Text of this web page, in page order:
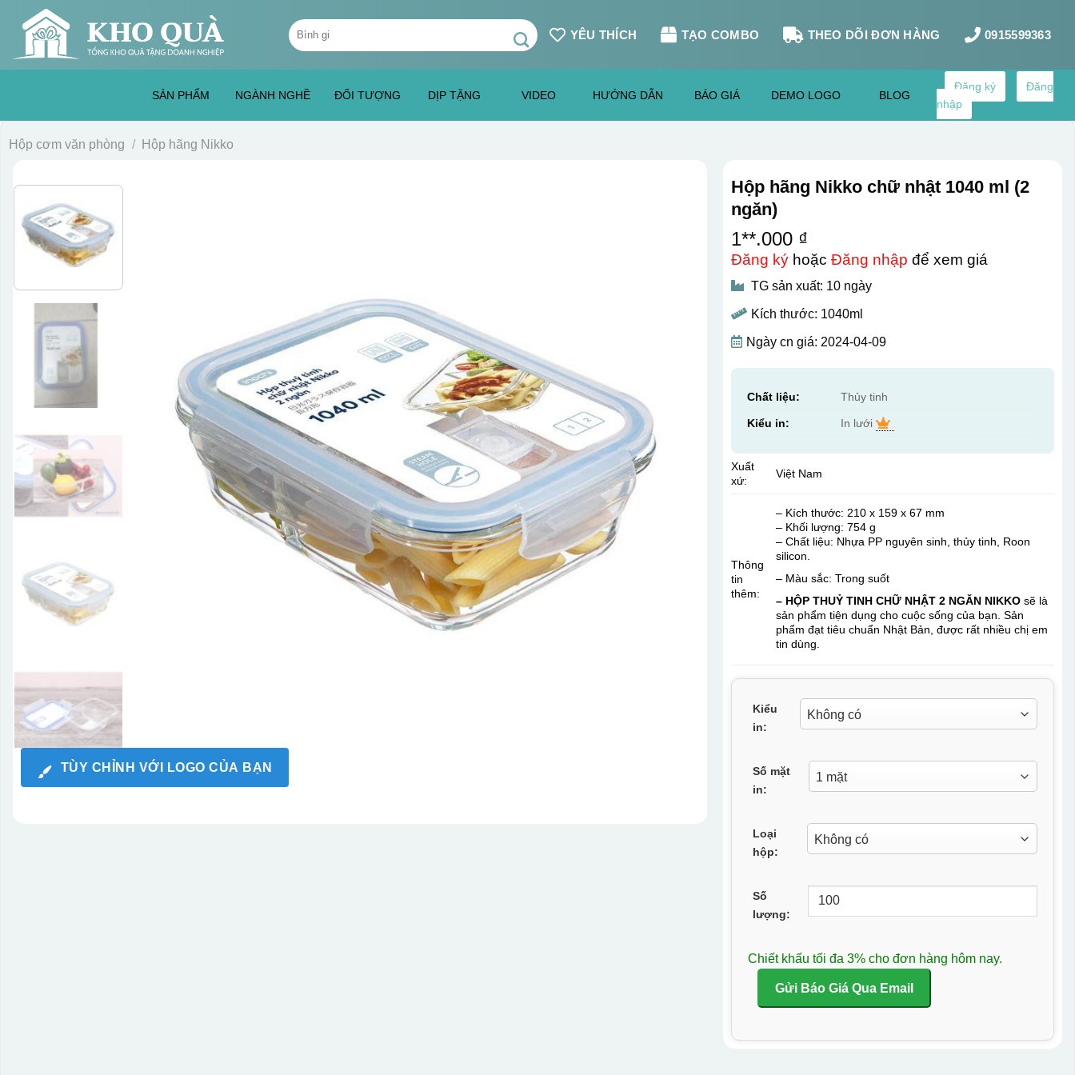
content
Tìm
kiếm:
YÊU THÍCH TẠO COMBO THEO DÕI ĐƠN HÀNG 0915599363
SẢN PHẨM NGÀNH NGHỀ ĐỐI TƯỢNG DỊP TẶNG VIDEO HƯỚNG DẪN BÁO GIÁ DEMO LOGO BLOG
Đăng ký
Đăng
nhập
Hộp cơm văn phòng / Hộp hãng Nikko
TÙY CHỈNH VỚI LOGO CỦA BẠN
Hộp hãng Nikko chữ nhật 1040 ml (2
ngăn)
1**.000 ₫
Đăng kýhoặc Đăng nhập để xem giá
TG sản xuất: 10 ngày
Kích thước: 1040ml
Ngày cn giá: 2024-04-09
Chất liệu: Thủy tinh
Kiểu in: In lưới
Xuất
xứ:
Việt Nam
Thông
tin
thêm:
– Kích thước: 210 x 159 x 67 mm
– Khối lượng: 754 g
– Chất liệu: Nhựa PP nguyên sinh, thủy tinh, Roon
silicon.
– Màu sắc: Trong suốt
– HỘP THUỶ TINH CHỮ NHẬT 2 NGĂN NIKKO sẽ là
sản phẩm tiện dụng cho cuộc sống của bạn. Sản
phẩm đạt tiêu chuẩn Nhật Bản, được rất nhiều chị em
tin dùng.
Kiểu
in:
Số mặt
in:
Loại
hộp:
Số
lượng:
Chiết khấu tối đa 3% cho đơn hàng hôm nay.
Gửi Báo Giá Qua Email